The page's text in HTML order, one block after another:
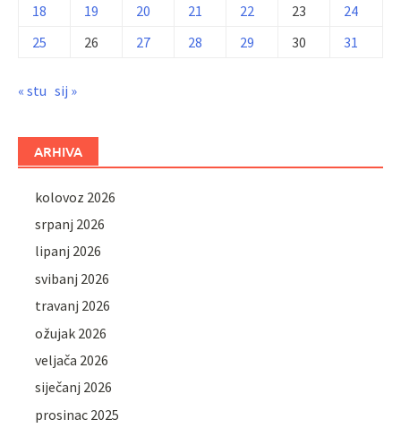
18
19 20 21 22 23
24
25
26 27 28 29 30 31
« stu sij »
ARHIVA
kolovoz 2026
srpanj 2026
lipanj 2026
svibanj 2026
travanj 2026
ožujak 2026
veljača 2026
siječanj 2026
prosinac 2025